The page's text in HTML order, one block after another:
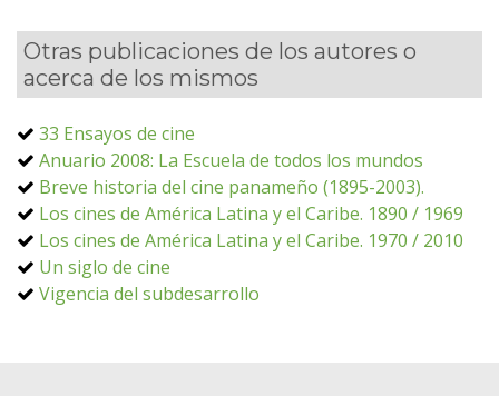
Otras publicaciones de los autores o
acerca de los mismos
33 Ensayos de cine
Anuario 2008: La Escuela de todos los mundos
Breve historia del cine panameño (1895-2003).
Los cines de América Latina y el Caribe. 1890 / 1969
Los cines de América Latina y el Caribe. 1970 / 2010
Un siglo de cine
Vigencia del subdesarrollo